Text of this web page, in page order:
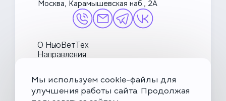
Москва, Карамышевская наб., 2А
О НьюВетТех
Направления
Акции и блог
МетаПетс
Мы используем cookie-файлы для
улучшения работы сайта. Продолжая